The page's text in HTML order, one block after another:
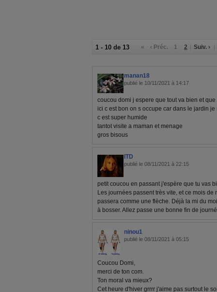
1 - 10 de 13 « ‹ Préc. 1 2 Suiv. ›
manan18
publié le 10/11/2021 à 14:17
coucou domi j espere que tout va bien et
ici c est bon on s occupe car dans le jardin
c est super humide
tantot visite a maman et menage
gros bisous
ITD
publié le 08/11/2021 à 22:15
petit coucou en passant j'espère que tu vas
Les journées passent très vite, et ce mois
passera comme une flèche. Déjà la mi du
à bosser. Allez passe une bonne fin de
ninou1
publié le 08/11/2021 à 05:15
Coucou Domi,
merci de ton com.
Ton moral va mieux?
Cet heure d'hiver grrrr j'aime pas surtout le